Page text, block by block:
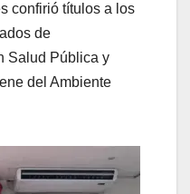
confirió títulos a los
de
Salud Pública y
del Ambiente